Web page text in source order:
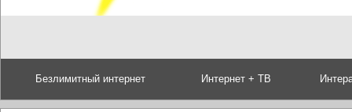
Безлимитный интернет Интернет + ТВ